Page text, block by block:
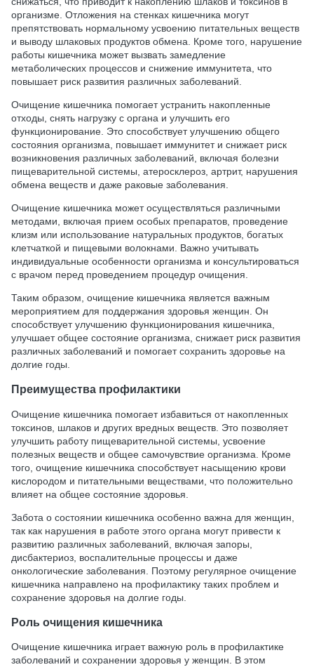
организме. Отложения на стенках кишечника могут
препятствовать нормальному усвоению питательных веществ
и выводу шлаковых продуктов обмена. Кроме того, нарушение
работы кишечника может вызвать замедление
метаболических процессов и снижение иммунитета, что
повышает риск развития различных заболеваний.
Очищение кишечника помогает устранить накопленные
отходы, снять нагрузку с органа и улучшить его
функционирование. Это способствует улучшению общего
состояния организма, повышает иммунитет и снижает риск
возникновения различных заболеваний, включая болезни
пищеварительной системы, атеросклероз, артрит, нарушения
обмена веществ и даже раковые заболевания.
Очищение кишечника может осуществляться различными
методами, включая прием особых препаратов, проведение
клизм или использование натуральных продуктов, богатых
клетчаткой и пищевыми волокнами. Важно учитывать
индивидуальные особенности организма и консультироваться
с врачом перед проведением процедур очищения.
Таким образом, очищение кишечника является важным
мероприятием для поддержания здоровья женщин. Он
способствует улучшению функционирования кишечника,
улучшает общее состояние организма, снижает риск развития
различных заболеваний и помогает сохранить здоровье на
долгие годы.
Преимущества профилактики
Очищение кишечника помогает избавиться от накопленных
токсинов, шлаков и других вредных веществ. Это позволяет
улучшить работу пищеварительной системы, усвоение
полезных веществ и общее самочувствие организма. Кроме
того, очищение кишечника способствует насыщению крови
кислородом и питательными веществами, что положительно
влияет на общее состояние здоровья.
Забота о состоянии кишечника особенно важна для женщин,
так как нарушения в работе этого органа могут привести к
развитию различных заболеваний, включая запоры,
дисбактериоз, воспалительные процессы и даже
онкологические заболевания. Поэтому регулярное очищение
кишечника направлено на профилактику таких проблем и
сохранение здоровья на долгие годы.
Роль очищения кишечника
Очищение кишечника играет важную роль в профилактике
заболеваний и сохранении здоровья у женщин. В этом